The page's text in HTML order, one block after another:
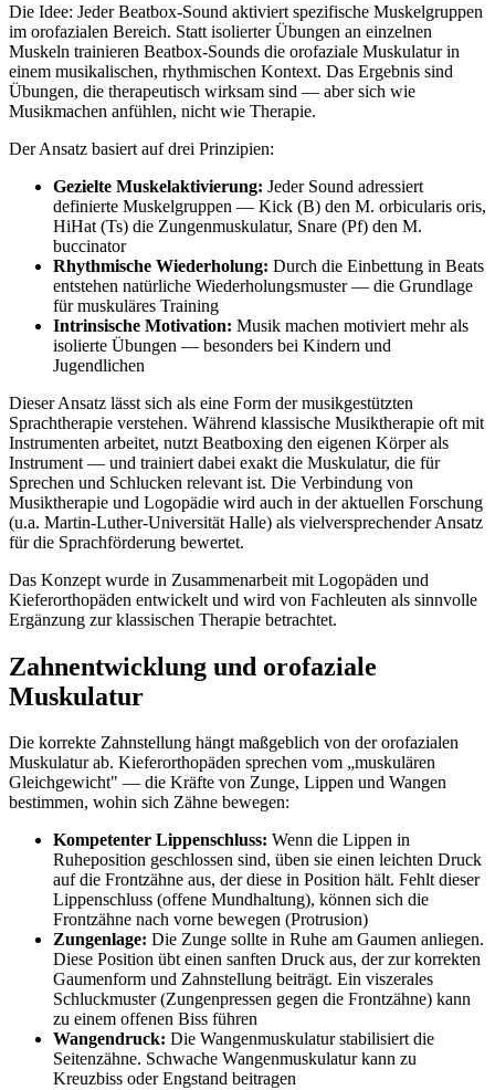
Die Idee: Jeder Beatbox-Sound aktiviert spezifische Muskelgruppen
im orofazialen Bereich. Statt isolierter Übungen an einzelnen
Muskeln trainieren Beatbox-Sounds die orofaziale Muskulatur in
einem musikalischen, rhythmischen Kontext. Das Ergebnis sind
Übungen, die therapeutisch wirksam sind — aber sich wie
Musikmachen anfühlen, nicht wie Therapie.
Der Ansatz basiert auf drei Prinzipien:
Gezielte Muskelaktivierung: Jeder Sound adressiert
definierte Muskelgruppen — Kick (B) den M. orbicularis oris,
HiHat (Ts) die Zungenmuskulatur, Snare (Pf) den M.
buccinator
Rhythmische Wiederholung: Durch die Einbettung in Beats
entstehen natürliche Wiederholungsmuster — die Grundlage
für muskuläres Training
Intrinsische Motivation: Musik machen motiviert mehr als
isolierte Übungen — besonders bei Kindern und
Jugendlichen
Dieser Ansatz lässt sich als eine Form der musikgestützten
Sprachtherapie verstehen. Während klassische Musiktherapie oft mit
Instrumenten arbeitet, nutzt Beatboxing den eigenen Körper als
Instrument — und trainiert dabei exakt die Muskulatur, die für
Sprechen und Schlucken relevant ist. Die Verbindung von
Musiktherapie und Logopädie wird auch in der aktuellen Forschung
(u.a. Martin-Luther-Universität Halle) als vielversprechender Ansatz
für die Sprachförderung bewertet.
Das Konzept wurde in Zusammenarbeit mit Logopäden und
Kieferorthopäden entwickelt und wird von Fachleuten als sinnvolle
Ergänzung zur klassischen Therapie betrachtet.
Zahnentwicklung und orofaziale
Muskulatur
Die korrekte Zahnstellung hängt maßgeblich von der orofazialen
Muskulatur ab. Kieferorthopäden sprechen vom „muskulären
Gleichgewicht" — die Kräfte von Zunge, Lippen und Wangen
bestimmen, wohin sich Zähne bewegen:
Kompetenter Lippenschluss: Wenn die Lippen in
Ruheposition geschlossen sind, üben sie einen leichten Druck
auf die Frontzähne aus, der diese in Position hält. Fehlt dieser
Lippenschluss (offene Mundhaltung), können sich die
Frontzähne nach vorne bewegen (Protrusion)
Zungenlage: Die Zunge sollte in Ruhe am Gaumen anliegen.
Diese Position übt einen sanften Druck aus, der zur korrekten
Gaumenform und Zahnstellung beiträgt. Ein viszerales
Schluckmuster (Zungenpressen gegen die Frontzähne) kann
zu einem offenen Biss führen
Wangendruck: Die Wangenmuskulatur stabilisiert die
Seitenzähne. Schwache Wangenmuskulatur kann zu
Kreuzbiss oder Engstand beitragen